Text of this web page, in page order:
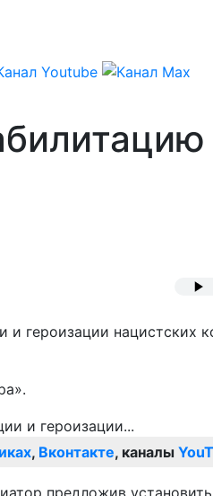
героизации нацистских
, Вконтакте, каналы